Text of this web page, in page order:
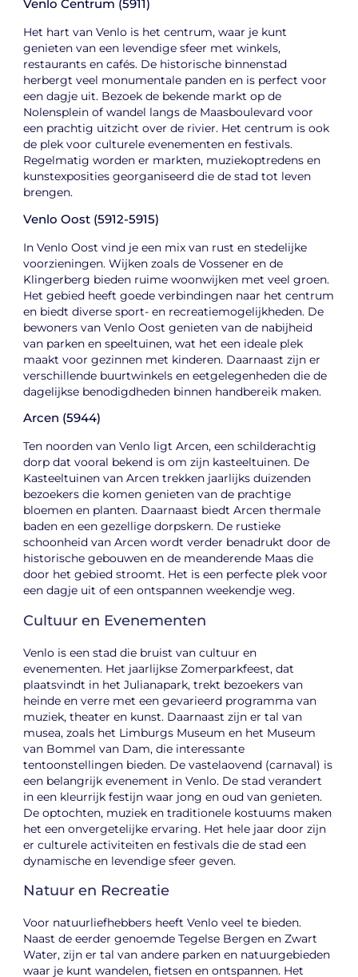
Venlo Centrum (5911)
Het hart van Venlo is het centrum, waar je kunt
genieten van een levendige sfeer met winkels,
restaurants en cafés. De historische binnenstad
herbergt veel monumentale panden en is perfect voor
een dagje uit. Bezoek de bekende markt op de
Nolensplein of wandel langs de Maasboulevard voor
een prachtig uitzicht over de rivier. Het centrum is ook
de plek voor culturele evenementen en festivals.
Regelmatig worden er markten, muziekoptredens en
kunstexposities georganiseerd die de stad tot leven
brengen.
Venlo Oost (5912-5915)
In Venlo Oost vind je een mix van rust en stedelijke
voorzieningen. Wijken zoals de Vossener en de
Klingerberg bieden ruime woonwijken met veel groen.
Het gebied heeft goede verbindingen naar het centrum
en biedt diverse sport- en recreatiemogelijkheden. De
bewoners van Venlo Oost genieten van de nabijheid
van parken en speeltuinen, wat het een ideale plek
maakt voor gezinnen met kinderen. Daarnaast zijn er
verschillende buurtwinkels en eetgelegenheden die de
dagelijkse benodigdheden binnen handbereik maken.
Arcen (5944)
Ten noorden van Venlo ligt Arcen, een schilderachtig
dorp dat vooral bekend is om zijn kasteeltuinen. De
Kasteeltuinen van Arcen trekken jaarlijks duizenden
bezoekers die komen genieten van de prachtige
bloemen en planten. Daarnaast biedt Arcen thermale
baden en een gezellige dorpskern. De rustieke
schoonheid van Arcen wordt verder benadrukt door de
historische gebouwen en de meanderende Maas die
door het gebied stroomt. Het is een perfecte plek voor
een dagje uit of een ontspannen weekendje weg.
Cultuur en Evenementen
Venlo is een stad die bruist van cultuur en
evenementen. Het jaarlijkse Zomerparkfeest, dat
plaatsvindt in het Julianapark, trekt bezoekers van
heinde en verre met een gevarieerd programma van
muziek, theater en kunst. Daarnaast zijn er tal van
musea, zoals het Limburgs Museum en het Museum
van Bommel van Dam, die interessante
tentoonstellingen bieden. De vastelaovend (carnaval) is
een belangrijk evenement in Venlo. De stad verandert
in een kleurrijk festijn waar jong en oud van genieten.
De optochten, muziek en traditionele kostuums maken
het een onvergetelijke ervaring. Het hele jaar door zijn
er culturele activiteiten en festivals die de stad een
dynamische en levendige sfeer geven.
Natuur en Recreatie
Voor natuurliefhebbers heeft Venlo veel te bieden.
Naast de eerder genoemde Tegelse Bergen en Zwart
Water, zijn er tal van andere parken en natuurgebieden
waar je kunt wandelen, fietsen en ontspannen. Het